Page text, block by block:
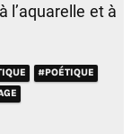
l’aquarelle et à
#POÉTIQUE